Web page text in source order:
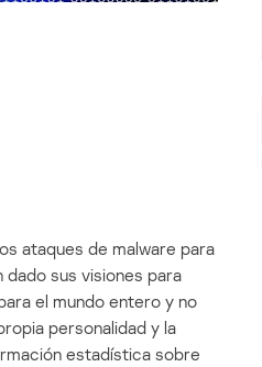
ataques de malware para
dado sus visiones para
el mundo entero y no
personalidad y la
estadística sobre